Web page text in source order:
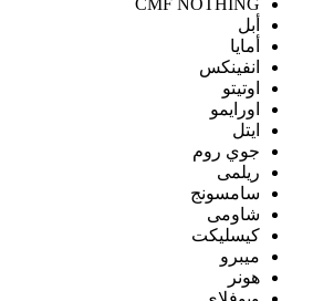
CMF NOTHING
أبل
أمايا
انفينكس
اوتيتو
اورايمو
ايتل
جوي روم
ريلمى
سامسونج
شاومى
كيسليكت
ميبرو
هونر